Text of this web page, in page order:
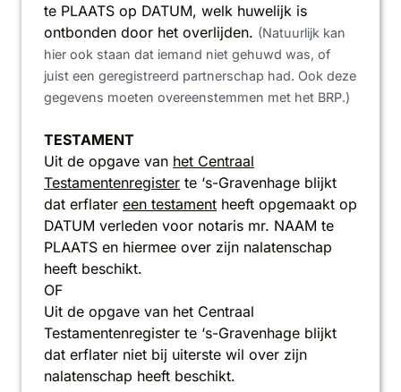
te PLAATS op DATUM, welk huwelijk is
ontbonden door het overlijden. (Natuurlijk kan
hier ook staan dat iemand niet gehuwd was, of
juist een geregistreerd partnerschap had. Ook deze
gegevens moeten overeenstemmen met het BRP.)
TESTAMENT
Uit de opgave van het Centraal
Testamentenregister te ‘s-Gravenhage blijkt
dat erflater een testament heeft opgemaakt op
DATUM verleden voor notaris mr. NAAM te
PLAATS en hiermee over zijn nalatenschap
heeft beschikt.
OF
Uit de opgave van het Centraal
Testamentenregister te ‘s-Gravenhage blijkt
dat erflater niet bij uiterste wil over zijn
nalatenschap heeft beschikt.